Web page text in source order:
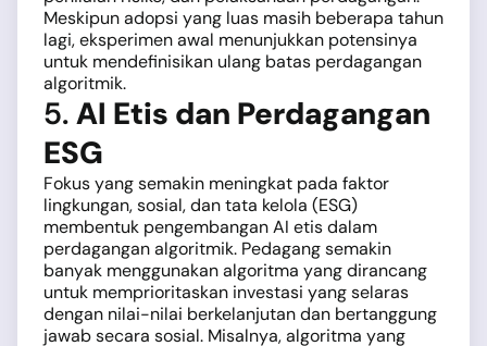
Meskipun adopsi yang luas masih beberapa tahun
lagi, eksperimen awal menunjukkan potensinya
untuk mendefinisikan ulang batas perdagangan
algoritmik.
5.AI Etis dan Perdagangan
ESG
Fokus yang semakin meningkat pada faktor
lingkungan, sosial, dan tata kelola (ESG)
membentuk pengembangan AI etis dalam
perdagangan algoritmik. Pedagang semakin
banyak menggunakan algoritma yang dirancang
untuk memprioritaskan investasi yang selaras
dengan nilai-nilai berkelanjutan dan bertanggung
jawab secara sosial. Misalnya, algoritma yang